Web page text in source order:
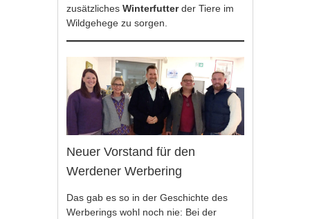
zusätzlichesWinterfutterder Tiere im
Wildgehege zu sorgen.
Neuer Vorstand für den
Werdener Werbering
Das gab es so in der Geschichte des
Werberings wohl noch nie: Bei der